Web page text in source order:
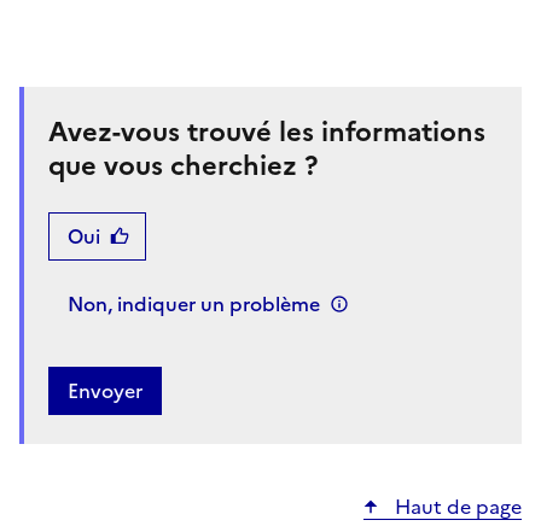
Avez-vous trouvé les informations
que vous cherchiez ?
Oui
Non, indiquer un problème
Haut de page